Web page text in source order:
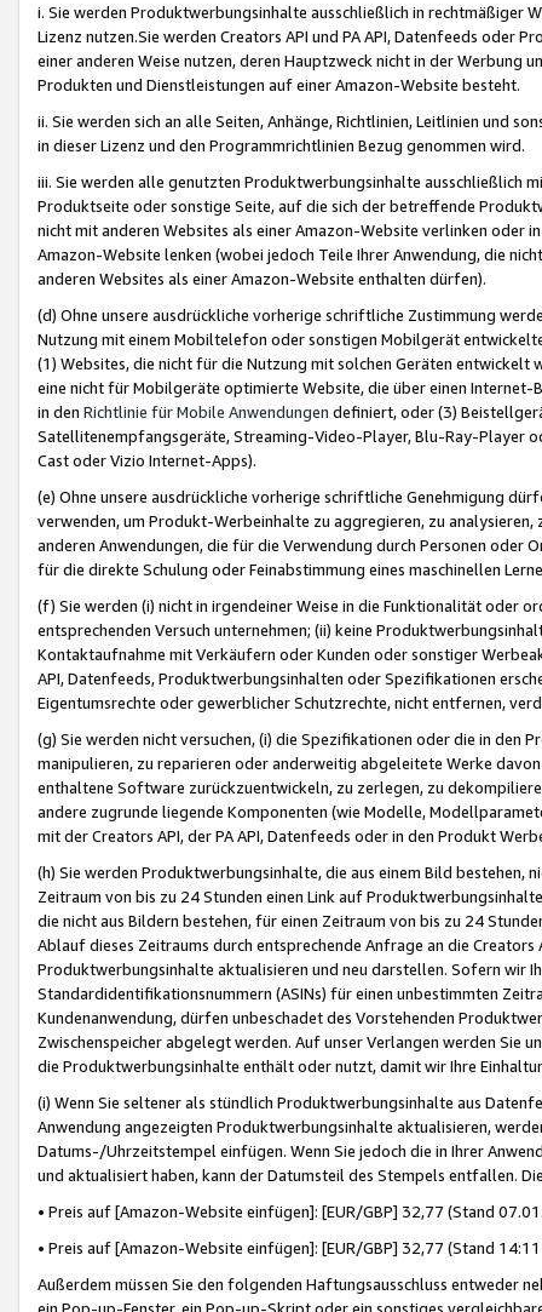
i. Sie werden Produktwerbungsinhalte ausschließlich in rechtmäßiger
Lizenz nutzen.Sie werden Creators API und PA API, Datenfeeds oder
einer anderen Weise nutzen, deren Hauptzweck nicht in der Werbung
Produkten und Dienstleistungen auf einer Amazon-Website besteht.
ii. Sie werden sich an alle Seiten, Anhänge, Richtlinien, Leitlinien und
in dieser Lizenz und den Programmrichtlinien Bezug genommen wird.
iii. Sie werden alle genutzten Produktwerbungsinhalte ausschließlich
Produktseite oder sonstige Seite, auf die sich der betreffende
nicht mit anderen Websites als einer Amazon-Website verlinken oder
Amazon-Website lenken (wobei jedoch Teile Ihrer Anwendung, die
anderen Websites als einer Amazon-Website enthalten dürfen).
(d) Ohne unsere ausdrückliche vorherige schriftliche Zustimmung
Nutzung mit einem Mobiltelefon oder sonstigen Mobilgerät
(1) Websites, die nicht für die Nutzung mit solchen Geräten
eine nicht für Mobilgeräte optimierte Website, die über einen
in den Richtlinie für Mobile Anwendungen definiert, oder (3)
Satellitenempfangsgeräte, Streaming-Video-Player, Blu-Ray-Player
Cast oder Vizio Internet-Apps).
(e) Ohne unsere ausdrückliche vorherige schriftliche Genehmigung
verwenden, um Produkt-Werbeinhalte zu aggregieren, zu
anderen Anwendungen, die für die Verwendung durch Personen
für die direkte Schulung oder Feinabstimmung eines maschinellen
(f) Sie werden (i) nicht in irgendeiner Weise in die Funktionalität oder
entsprechenden Versuch unternehmen; (ii) keine
Kontaktaufnahme mit Verkäufern oder Kunden oder sonstiger
API, Datenfeeds, Produktwerbungsinhalten oder Spezifikationen
Eigentumsrechte oder gewerblicher Schutzrechte, nicht entfernen,
(g) Sie werden nicht versuchen, (i) die Spezifikationen oder die in
manipulieren, zu reparieren oder anderweitig abgeleitete Werke
enthaltene Software zurückzuentwickeln, zu zerlegen, zu
andere zugrunde liegende Komponenten (wie Modelle,
mit der Creators API, der PA API, Datenfeeds oder in den Produkt
(h) Sie werden Produktwerbungsinhalte, die aus einem Bild bestehen,
Zeitraum von bis zu 24 Stunden einen Link auf
die nicht aus Bildern bestehen, für einen Zeitraum von bis zu 24
Ablauf dieses Zeitraums durch entsprechende Anfrage an die
Produktwerbungsinhalte aktualisieren und neu darstellen. Sofern wir
Standardidentifikationsnummern (ASINs) für einen unbestimmten
Kundenanwendung, dürfen unbeschadet des Vorstehenden
Zwischenspeicher abgelegt werden. Auf unser Verlangen werden Sie
die Produktwerbungsinhalte enthält oder nutzt, damit wir Ihre
(i) Wenn Sie seltener als stündlich Produktwerbungsinhalte aus
Anwendung angezeigten Produktwerbungsinhalte aktualisieren,
Datums-/Uhrzeitstempel einfügen. Wenn Sie jedoch die in Ihrer
und aktualisiert haben, kann der Datumsteil des Stempels entfallen.
• Preis auf [Amazon-Website einfügen]: [EUR/GBP] 32,77 (Stand
• Preis auf [Amazon-Website einfügen]: [EUR/GBP] 32,77 (Stand
Außerdem müssen Sie den folgenden Haftungsausschluss entweder
ein Pop-up-Fenster, ein Pop-up-Skript oder ein sonstiges